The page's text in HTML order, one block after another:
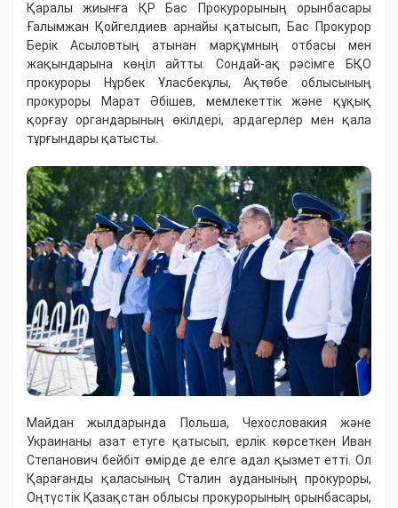
Қаралы жиынға ҚР Бас Прокурорының орынбасары
Ғалымжан Қойгелдиев арнайы қатысып, Бас Прокурор
Берік Асыловтың атынан марқұмның отбасы мен
жақындарына көңіл айтты. Сондай-ақ рәсімге БҚО
прокуроры Нұрбек Ұласбекұлы, Ақтөбе облысының
прокуроры Марат Әбішев, мемлекеттік және құқық
қорғау органдарының өкілдері, ардагерлер мен қала
тұрғындары қатысты.
Майдан жылдарында Польша, Чехословакия және
Украинаны азат етуге қатысып, ерлік көрсеткен Иван
Степанович бейбіт өмірде де елге адал қызмет етті. Ол
Қарағанды қаласының Сталин ауданының прокуроры,
Оңтүстік Қазақстан облысы прокурорының орынбасары,